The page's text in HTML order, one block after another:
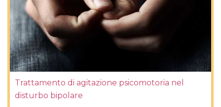
Trattamento di agitazione psicomotoria nel
disturbo bipolare